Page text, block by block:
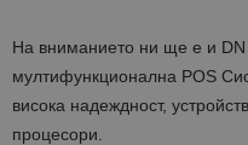
На вниманието ни ще е и
мултифункционална POS
висока надеждност,
процесори.